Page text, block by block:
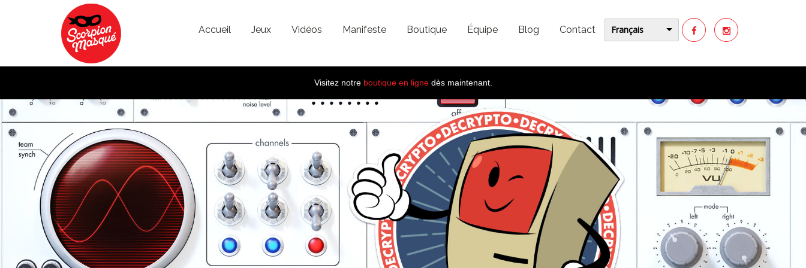
Aller au contenu principal
Français
Accueil Jeux Vidéos Manifeste Boutique Équipe Blog Contact
Visitez notre boutique en lignedès maintenant.